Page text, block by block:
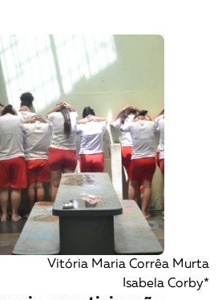
Vitória Maria Corrêa Murta
Isabela Corby*